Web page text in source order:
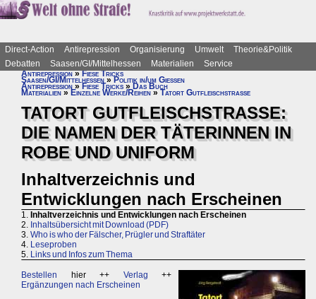
Direct-Action Antirepression Organisierung Umwelt
Theorie&Politik
Debatten
Saasen/GI/Mittelhessen Materialien
Service
Antirepression»Fiese Tricks
Saasen/GI/Mittelhessen » Politik in/um Gießen
Antirepression » Fiese Tricks » Das Buch
Materialien » Einzelne Werke/Reihen » Tatort Gutfleischstraße
TATORT GUTFLEISCHSTRASSE:
DIE NAMEN DER TÄTERINNEN IN
ROBE UND UNIFORM
Inhaltverzeichnis und
Entwicklungen nach Erscheinen
1. Inhaltverzeichnis und Entwicklungen nach Erscheinen
2. Inhaltsübersicht mit Download (PDF)
3. Who is who der Fälscher, Prügler und Straftäter
4. Leseproben
5. Links und Infos zum Thema
Bestellen hier ++ Verlag ++
Ergänzungen nach Erscheinen